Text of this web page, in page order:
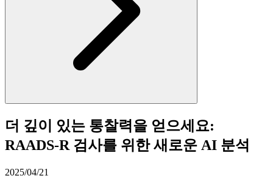
더 깊이 있는 통찰력을 얻으세요:
RAADS-R 검사를 위한 새로운 AI 분석
2025/04/21